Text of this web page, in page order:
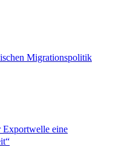
Migrationspolitik
Exportwelle eine